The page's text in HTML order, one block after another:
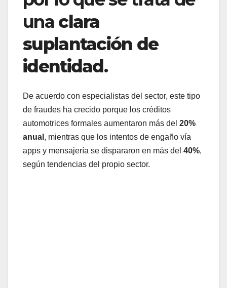
una clara
suplantación de
identidad.
De acuerdo con especialistas del sector, este tipo
de fraudes ha crecido porque los créditos
automotrices formales aumentaron más del 20%
anual , mientras que los intentos de engaño vía
apps y mensajería se dispararon en más del 40%,
según tendencias del propio sector.